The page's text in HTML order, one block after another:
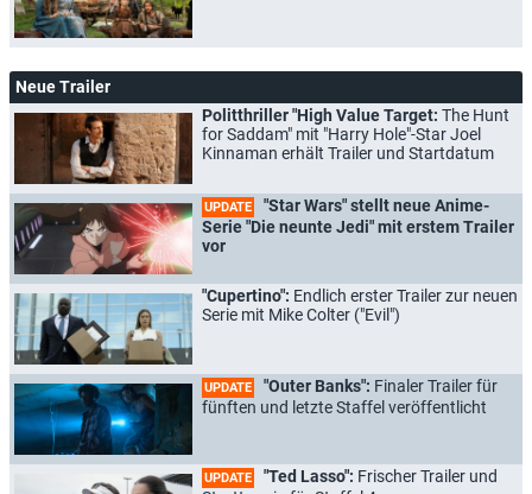
Neue Trailer
Politthriller "High Value Target: The Hunt
for Saddam" mit "Harry Hole"-Star Joel
Kinnaman erhält Trailer und Startdatum
UPDATE
"Star Wars" stellt neue Anime-
Serie "Die neunte Jedi" mit erstem Trailer
vor
"Cupertino": Endlich erster Trailer zur neuen
Serie mit Mike Colter ("Evil")
UPDATE "Outer Banks": Finaler Trailer für
fünften und letzte Staffel veröffentlicht
UPDATE "Ted Lasso": Frischer Trailer und